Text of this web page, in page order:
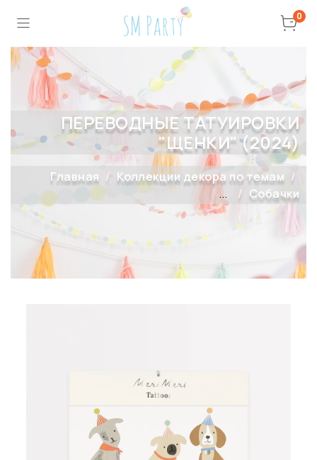
0
ПЕРЕВОДНЫЕ ТАТУИРОВКИ
"ЩЕНКИ" (2024)
Главная
Коллекции декора по темам
...
Собачки